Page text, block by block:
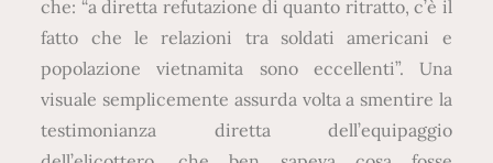
che: “a diretta refutazione di quanto ritratto, c’è il
fatto che le relazioni tra soldati americani e
popolazione vietnamita sono eccellenti”. Una
visuale semplicemente assurda volta a smentire la
testimonianza diretta dell’equipaggio